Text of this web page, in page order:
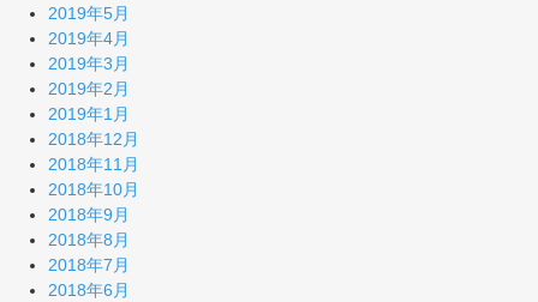
2019年5月
2019年4月
2019年3月
2019年2月
2019年1月
2018年12月
2018年11月
2018年10月
2018年9月
2018年8月
2018年7月
2018年6月